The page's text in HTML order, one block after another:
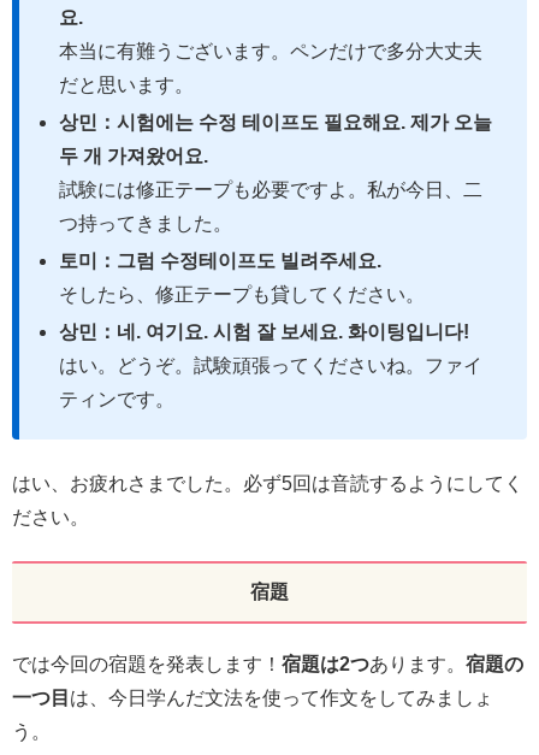
요.
本当に有難うございます。ペンだけで多分大丈夫
だと思います。
상민：시험에는 수정 테이프도 필요해요. 제가 오늘
두 개 가져왔어요.
試験には修正テープも必要ですよ。私が今日、二
つ持ってきました。
토미：그럼 수정테이프도 빌려주세요.
そしたら、修正テープも貸してください。
상민：네. 여기요. 시험 잘 보세요. 화이팅입니다!
はい。どうぞ。試験頑張ってくださいね。ファイ
ティンです。
はい、お疲れさまでした。必ず5回は音読するようにしてく
ださい。
宿題
では今回の宿題を発表します！ 宿題は2つあります。 宿題の
一つ目 は、今日学んだ文法を使って作文をしてみましょ
う。